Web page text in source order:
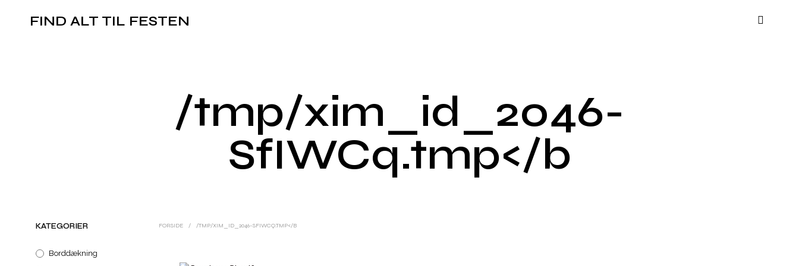
FIND ALT TIL FESTEN
/tmp/xim_id_2046-
SfIWCq.tmp</b
KATEGORIER
Borddækning
FORSIDE / /TMP/XIM_ID_2046-SFIWCQ.TMP</B